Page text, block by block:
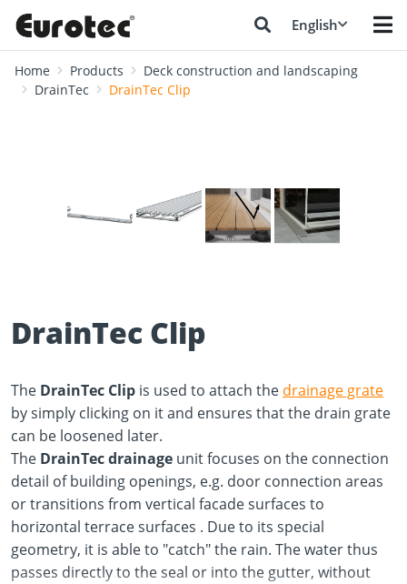
English
Home Products
Deck construction and landscaping
DrainTec
DrainTec Clip
DrainTec Clip
The DrainTec Clip is used to attach the drainage grate
by simply clicking on it and ensures that the drain grate
can be loosened later.
The DrainTec drainage unit focuses on the connection
detail of building openings, e.g. door connection areas
or transitions from vertical facade surfaces to
horizontal terrace surfaces . Due to its special
geometry, it is able to "catch" the rain. The water thus
passes directly to the seal or into the gutter, without